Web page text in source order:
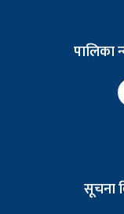
पालिका
सूचना